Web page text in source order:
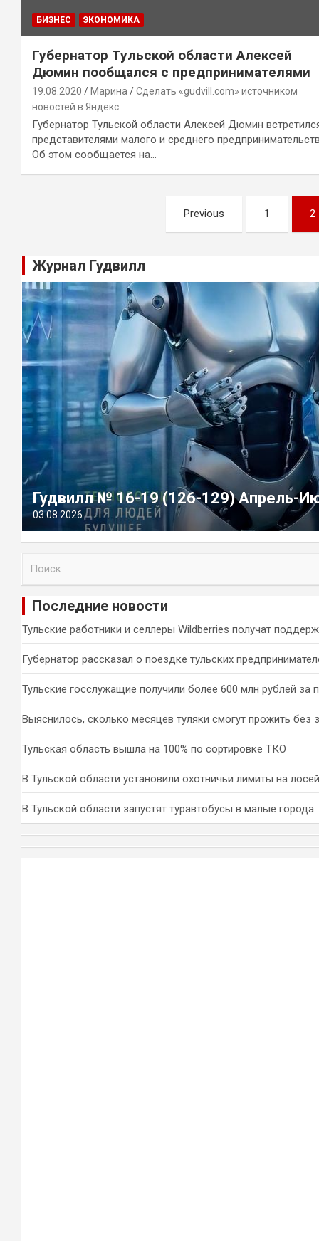
БИЗНЕС ЭКОНОМИКА
Губернатор Тульской области Алексей
Дюмин пообщался с предпринимателями
19.08.2020 Марина
Сделать «gudvill.com» источником
новостей в Яндекс
Губернатор Тульской области Алексей Дюмин
представителями малого и среднего
Об этом сообщается на…
записям
Previous 1 2
Журнал Гудвилл
Гудвилл № 16-19 (126-129) Апрель-
03.08.2026
и
Последние новости
Тульские работники и селлеры Wildberries получат
Губернатор рассказал о поездке тульских
Тульские госслужащие получили более 600 млн рублей за
Выяснилось, сколько месяцев туляки смогут прожить без
Тульская область вышла на 100% по сортировке ТКО
В Тульской области установили охотничьи лимиты на
В Тульской области запустят туравтобусы в малые города